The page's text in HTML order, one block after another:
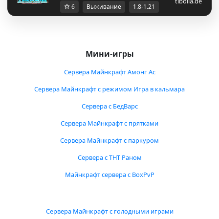
6 Выживание 1.8-1.21
Мини-игры
Сервера Майнкрафт Амонг Ас
Сервера Майнкрафт с режимом Игра в кальмара
Сервера с БедВарс
Сервера Майнкрафт с прятками
Сервера Майнкрафт с паркуром
Сервера с ТНТ Раном
Майнкрафт сервера с BoxPvP
Сервера Майнкрафт с голодными играми